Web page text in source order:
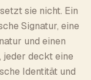
sie nicht. Ein
Signatur, eine
und einen
deckt eine
Identität und